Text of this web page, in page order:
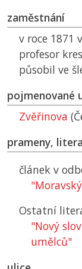
zaměstnání
v roce 1871
profesor
působil ve
pojmenované
Zvěřinova
prameny,
článek v
Ostatní
"Nový
umělců"